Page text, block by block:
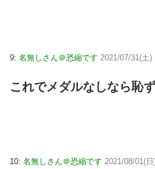
9: 名無しさん＠恐縮です 2021/07/31(土
これでメダルなしなら恥
10: 名無しさん＠恐縮です 2021/08/01(